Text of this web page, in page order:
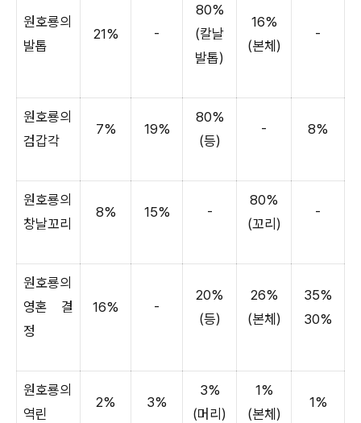
원호룡의
발톱
21% -
80%
(칼날
발톱)
16%
(본체)
-
원호룡의
검갑각
7% 19%
80%
(등)
- 8%
원호룡의
창날꼬리
8% 15% -
80%
(꼬리)
-
원호룡의
영혼 결
정
16% -
20%
(등)
26%
(본체)
35%
30%
원호룡의
역린
2% 3%
3%
(머리)
1%
(본체)
1%